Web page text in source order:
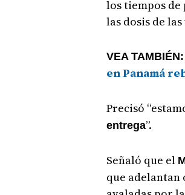
los tiempos
las dosis de
VEA TAMBIÉN:
en Panamá
Precisó
entrega”.
Señaló que el
que adelantan